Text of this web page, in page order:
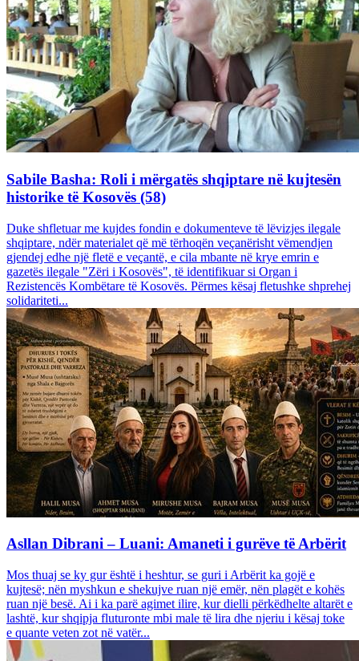
Sabile Basha: Roli i mërgatës shqiptare në kujtesën
historike të Kosovës (58)
Duke shfletuar me kujdes fondin e dokumenteve të lëvizjes ilegale
shqiptare, ndër materialet që më tërhoqën veçanërisht vëmendjen
gjendej edhe një fletë e veçantë, e cila mbante në krye emrin e
gazetës ilegale "Zëri i Kosovës", të identifikuar si Organ i
Rezistencës Kombëtare të Kosovës. Përmes kësaj fletushke shprehej
solidariteti...
Asllan Dibrani – Luani: Amaneti i gurëve të Arbërit
Mos thuaj se ky gur është i heshtur, se guri i Arbërit ka gojë e
kujtesë; nën myshkun e shekujve ruan një emër, nën plagët e kohës
ruan një besë. Ai i ka parë agimet ilire, kur dielli përkëdhelte altarët e
lashtë, kur shqipja fluturonte mbi male të lira dhe njeriu i kësaj toke
e quante veten zot në vatër...